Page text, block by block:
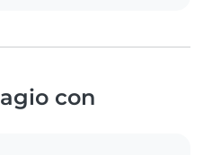
con